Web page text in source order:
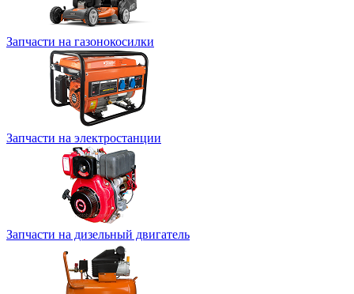
Запчасти на газонокосилки
Запчасти на электростанции
Запчасти на дизельный двигатель